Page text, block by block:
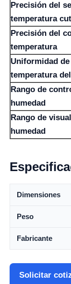
Precisión del
temperatura
Precisión del
temperatura
Uniformidad
temperatura
Rango de
humedad
Rango de
humedad
Dimensiones
Peso
Fabricante
Solicitar